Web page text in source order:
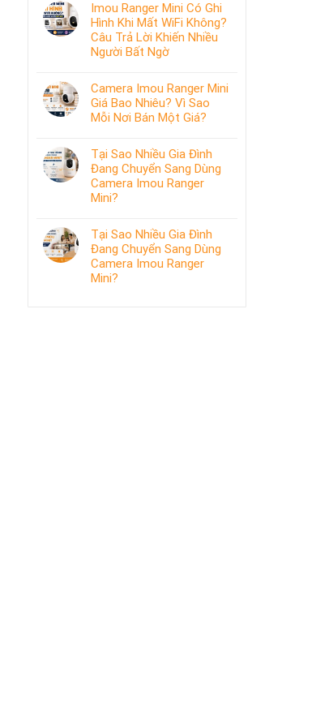
Imou Ranger Mini Có Ghi
Hình Khi Mất WiFi Không?
Câu Trả Lời Khiến Nhiều
Người Bất Ngờ
Camera Imou Ranger Mini
Giá Bao Nhiêu? Vì Sao
Mỗi Nơi Bán Một Giá?
Tại Sao Nhiều Gia Đình
Đang Chuyển Sang Dùng
Camera Imou Ranger
Mini?
Tại Sao Nhiều Gia Đình
Đang Chuyển Sang Dùng
Camera Imou Ranger
Mini?